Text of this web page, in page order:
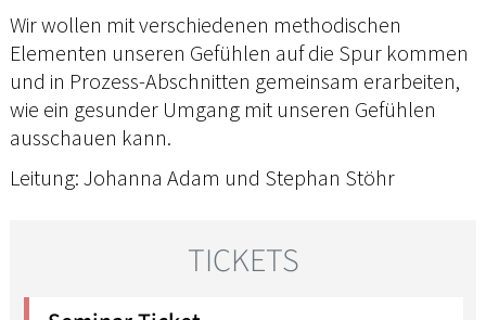
Wir wollen mit verschiedenen methodischen
Elementen unseren Gefühlen auf die Spur kommen
und in Prozess-Abschnitten gemeinsam erarbeiten,
wie ein gesunder Umgang mit unseren Gefühlen
ausschauen kann.
Leitung: Johanna Adam und Stephan Stöhr